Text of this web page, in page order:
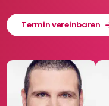
Termin vereinbaren